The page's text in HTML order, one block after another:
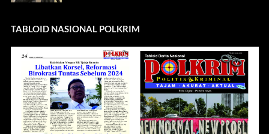
TABLOID NASIONAL POLKRIM